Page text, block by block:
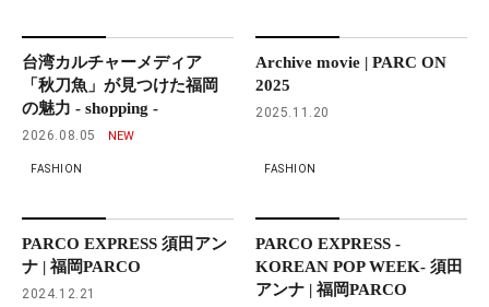
台湾カルチャーメディア
「秋刀魚」が見つけた福岡
の魅力 - shopping -
2026.08.05
Archive movie | PARC ON
2025
2025.11.20
FASHION
PARCO EXPRESS 須田アン
ナ | 福岡PARCO
2024.12.21
FASHION
PARCO EXPRESS -
KOREAN POP WEEK- 須田
アンナ | 福岡PARCO